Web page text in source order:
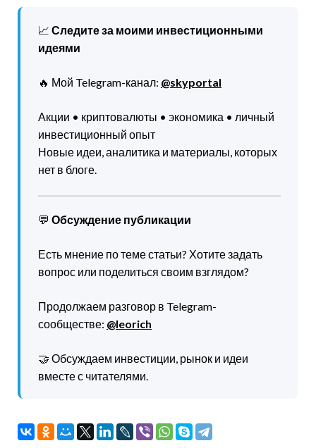
📈 Следите за моими инвестиционными
идеями
🔥 Мой Telegram-канал: @skyportal
Акции • криптовалюты • экономика • личный
инвестиционный опыт
Новые идеи, аналитика и материалы, которых
нет в блоге.
💬 Обсуждение публикации
Есть мнение по теме статьи? Хотите задать
вопрос или поделиться своим взглядом?
Продолжаем разговор в Telegram-
сообществе: @leorich
🤝 Обсуждаем инвестиции, рынок и идеи
вместе с читателями.